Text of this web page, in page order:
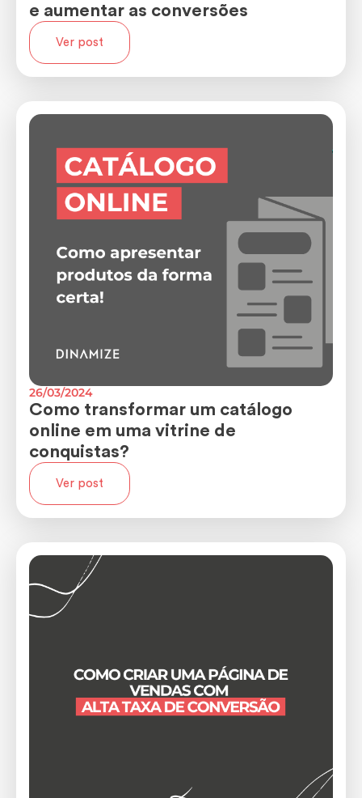
e aumentar as conversões
Ver post
26/03/2024
Como transformar um catálogo
online em uma vitrine de
conquistas?
Ver post